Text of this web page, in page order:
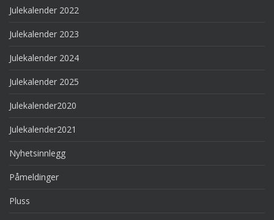
Julekalender 2022
Julekalender 2023
Julekalender 2024
Julekalender 2025
Julekalender2020
Julekalender2021
Nyhetsinnlegg
Påmeldinger
Pluss